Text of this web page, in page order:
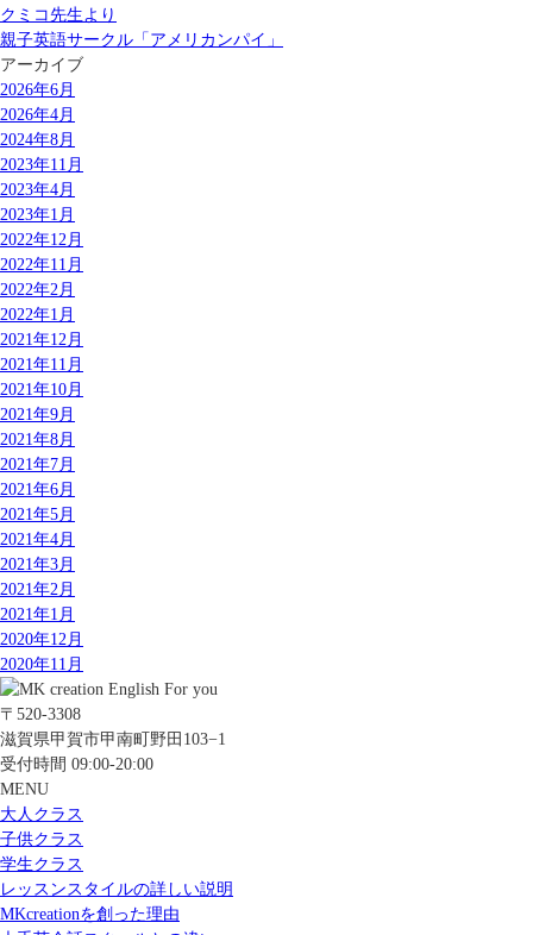
クミコ先生より
親子英語サークル「アメリカンパイ」
アーカイブ
2026年6月
2026年4月
2024年8月
2023年11月
2023年4月
2023年1月
2022年12月
2022年11月
2022年2月
2022年1月
2021年12月
2021年11月
2021年10月
2021年9月
2021年8月
2021年7月
2021年6月
2021年5月
2021年4月
2021年3月
2021年2月
2021年1月
2020年12月
2020年11月
〒520-3308
滋賀県甲賀市甲南町野田103−1
受付時間 09:00-20:00
MENU
大人クラス
子供クラス
学生クラス
レッスンスタイルの詳しい説明
MKcreationを創った理由